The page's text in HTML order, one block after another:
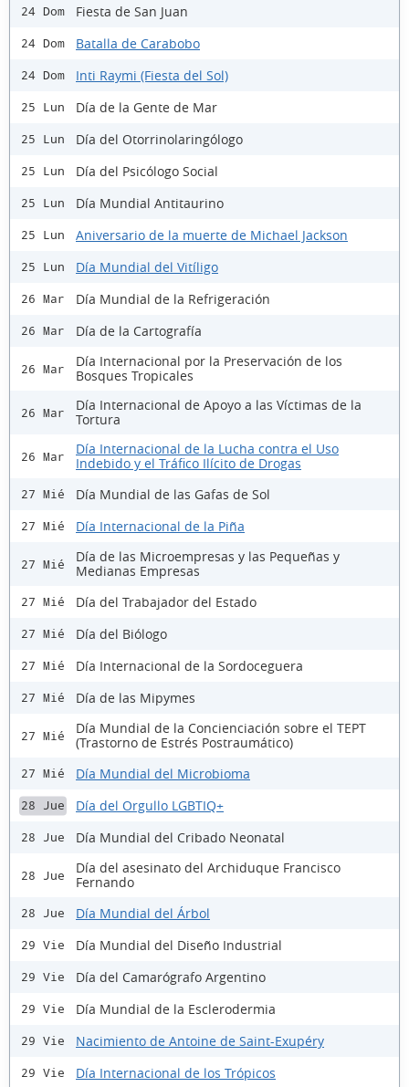
24 Dom Fiesta de San Juan
24 Dom Batalla de Carabobo
24 Dom Inti Raymi (Fiesta del Sol)
25 Lun Día de la Gente de Mar
25 Lun Día del Otorrinolaringólogo
25 Lun Día del Psicólogo Social
25 Lun Día Mundial Antitaurino
25 Lun Aniversario de la muerte de Michael Jackson
25 Lun Día Mundial del Vitíligo
26 Mar Día Mundial de la Refrigeración
26 Mar Día de la Cartografía
26 Mar
Día Internacional por la Preservación de los
Bosques Tropicales
26 Mar
Día Internacional de Apoyo a las Víctimas de la
Tortura
26 Mar
Día Internacional de la Lucha contra el Uso
Indebido y el Tráfico Ilícito de Drogas
27 Mié Día Mundial de las Gafas de Sol
27 Mié Día Internacional de la Piña
27 Mié
Día de las Microempresas y las Pequeñas y
Medianas Empresas
27 Mié Día del Trabajador del Estado
27 Mié Día del Biólogo
27 Mié Día Internacional de la Sordoceguera
27 Mié Día de las Mipymes
27 Mié
Día Mundial de la Concienciación sobre el TEPT
(Trastorno de Estrés Postraumático)
27 Mié Día Mundial del Microbioma
28 Jue Día del Orgullo LGBTIQ+
28 Jue Día Mundial del Cribado Neonatal
28 Jue
Día del asesinato del Archiduque Francisco
Fernando
28 Jue Día Mundial del Árbol
29 Vie Día Mundial del Diseño Industrial
29 Vie Día del Camarógrafo Argentino
29 Vie Día Mundial de la Esclerodermia
29 Vie Nacimiento de Antoine de Saint-Exupéry
29 Vie Día Internacional de los Trópicos